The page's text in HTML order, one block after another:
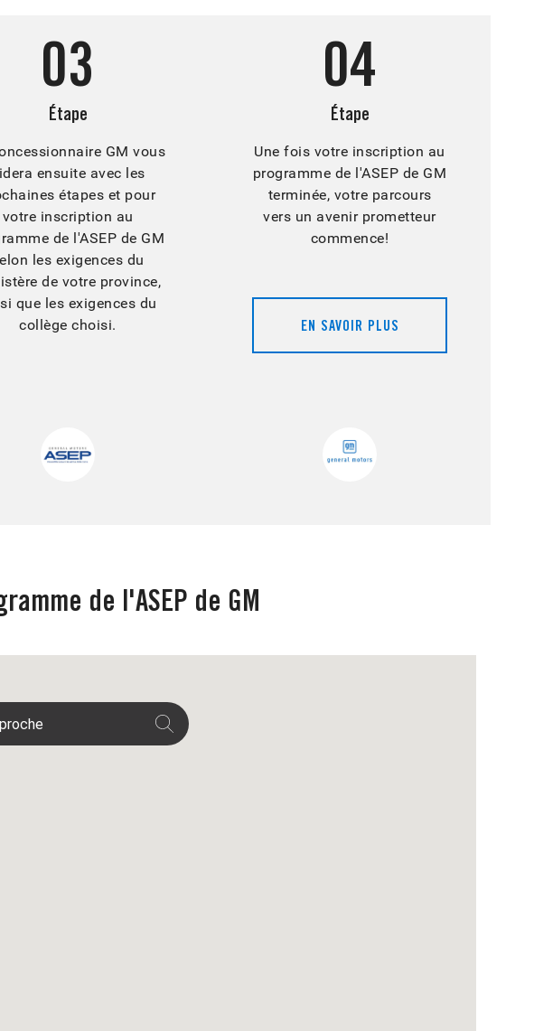
03
Étape
GM vous
ensuite avec les
étapes et pour
votre inscription au
de l'ASEP de GM
les exigences du
de votre province,
que les exigences du
collège choisi.
04
Étape
Une fois votre inscription au
programme de l'ASEP de GM
terminée, votre parcours
vers un avenir prometteur
commence!
EN SAVOIR PLUS
de l'ASEP de GM